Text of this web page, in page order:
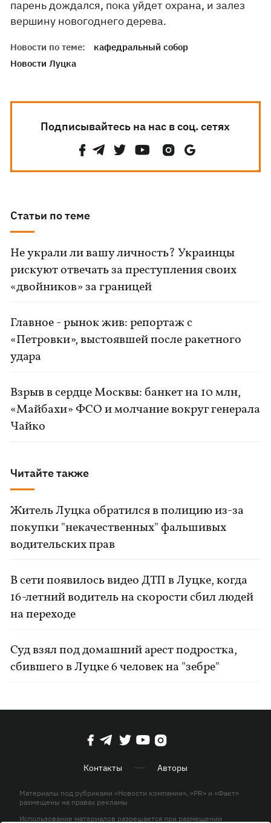
парень дождался, пока уйдет охрана, и залез
вершину новогоднего дерева.
Новости по теме:
кафедральный собор
Новости Луцка
Подписывайтесь на нас в соц. сетях
Статьи по теме
Не украли ли вашу личность? Украинцы
рискуют отвечать за преступления своих
«двойников» за границей
Главное - рынок жив: репортаж с
«Петровки», выстоявшей после ракетного
удара
Взрыв в сердце Москвы: банкет на 10 млн,
«Майбахи» ФСО и молчание вокруг генерала
Чайко
Читайте также
Житель Луцка обратился в полицию из-за
покупки "некачественных" фальшивых
водительских прав
В сети появилось видео ДТП в Луцке, когда
16-летний водитель на скорости сбил людей
на переходе
Суд взял под домашний арест подростка,
сбившего в Луцке 6 человек на "зебре"
Контакты Авторы
Материалы под рубриками «Новости компании», «PR» и «Факт»
размещены на правах рекламы
Использование материалов разрешается при размещении